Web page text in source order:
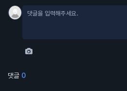
댓글 0